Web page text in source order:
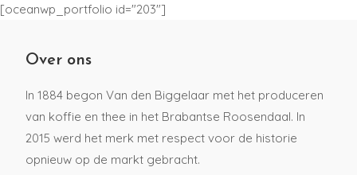
[oceanwp_portfolio id="203"]
Over ons
In 1884 begon Van den Biggelaar met het produceren
van koffie en thee in het Brabantse Roosendaal. In
2015 werd het merk met respect voor de historie
opnieuw op de markt gebracht.